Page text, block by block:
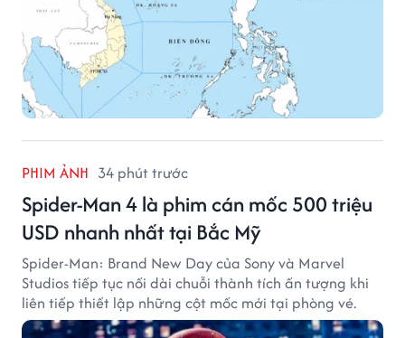
PHIM ẢNH 34 phút trước
Spider-Man 4 là phim cán mốc 500 triệu
USD nhanh nhất tại Bắc Mỹ
Spider-Man: Brand New Day của Sony và Marvel
Studios tiếp tục nối dài chuỗi thành tích ấn tượng khi
liên tiếp thiết lập những cột mốc mới tại phòng vé.